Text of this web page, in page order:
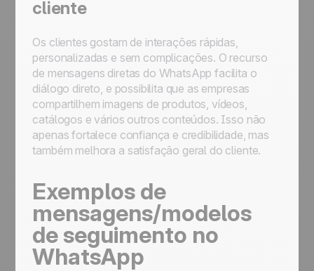
cliente
Os clientes gostam de interações rápidas,
personalizadas e sem complicações. O recurso
de mensagens diretas do WhatsApp facilita o
diálogo direto, e possibilita que as empresas
compartilhem imagens de produtos, vídeos,
catálogos e vários outros conteúdos. Isso não
apenas fortalece confiança e credibilidade, mas
também melhora a satisfação geral do cliente.
Exemplos de
mensagens/modelos
de seguimento no
WhatsApp